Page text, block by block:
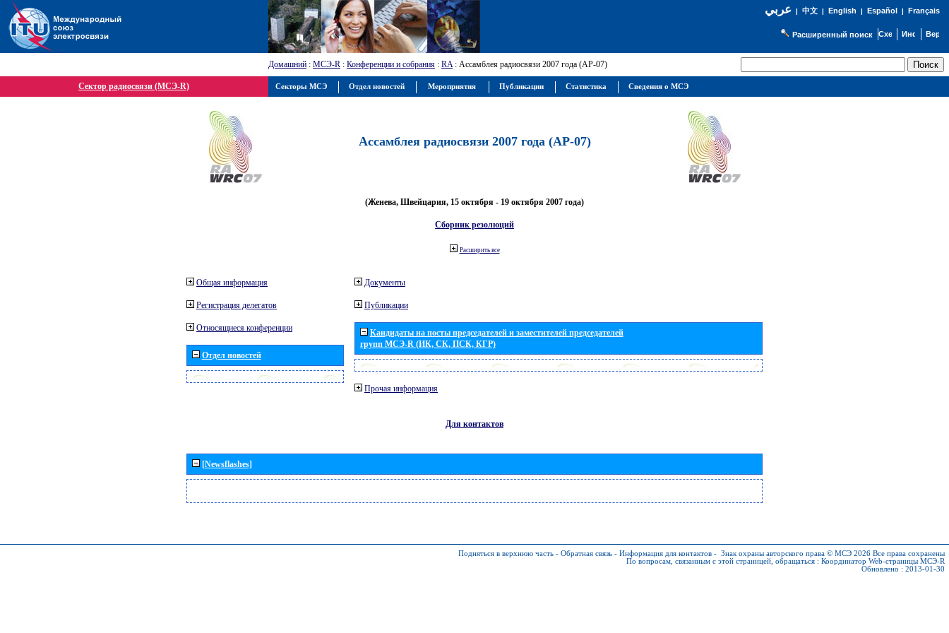
عربي| 中文| English | Español | Français
Расширенный поиск
Домашний : МСЭ-R : Конференции и собрания : RA: Ассамблея радиосвязи 2007 года (АР-07)
Сектор радиосвязи (МСЭ-R)
Ассамблея радиосвязи 2007 года (АР-07)
(Женева, Швейцария, 15 октября - 19 октября 2007 года)
Сборник резолюций
Расширить все
Общая информация
Регистрация делегатов
Относящиеся конференции
Отдел новостей
Документы
Публикации
Кандидаты на посты председателей и заместителей председателей
групп МСЭ-R (ИК, СК, ПСК, КГР)
Прочая информация
Для контактов
[Newsflashes]
Подняться в верхнюю часть - Обратная связь - Информация для контактов - Знак охраны авторского права © МСЭ 2026 Все права сохранены
По вопросам, связанным с этой страницей, обращаться : Координатор Web-страницы МСЭ-R
Обновлено : 2013-01-30
Секторы МСЭ Отдел новостей Мероприятия Публикации Статистика Сведения о МСЭ